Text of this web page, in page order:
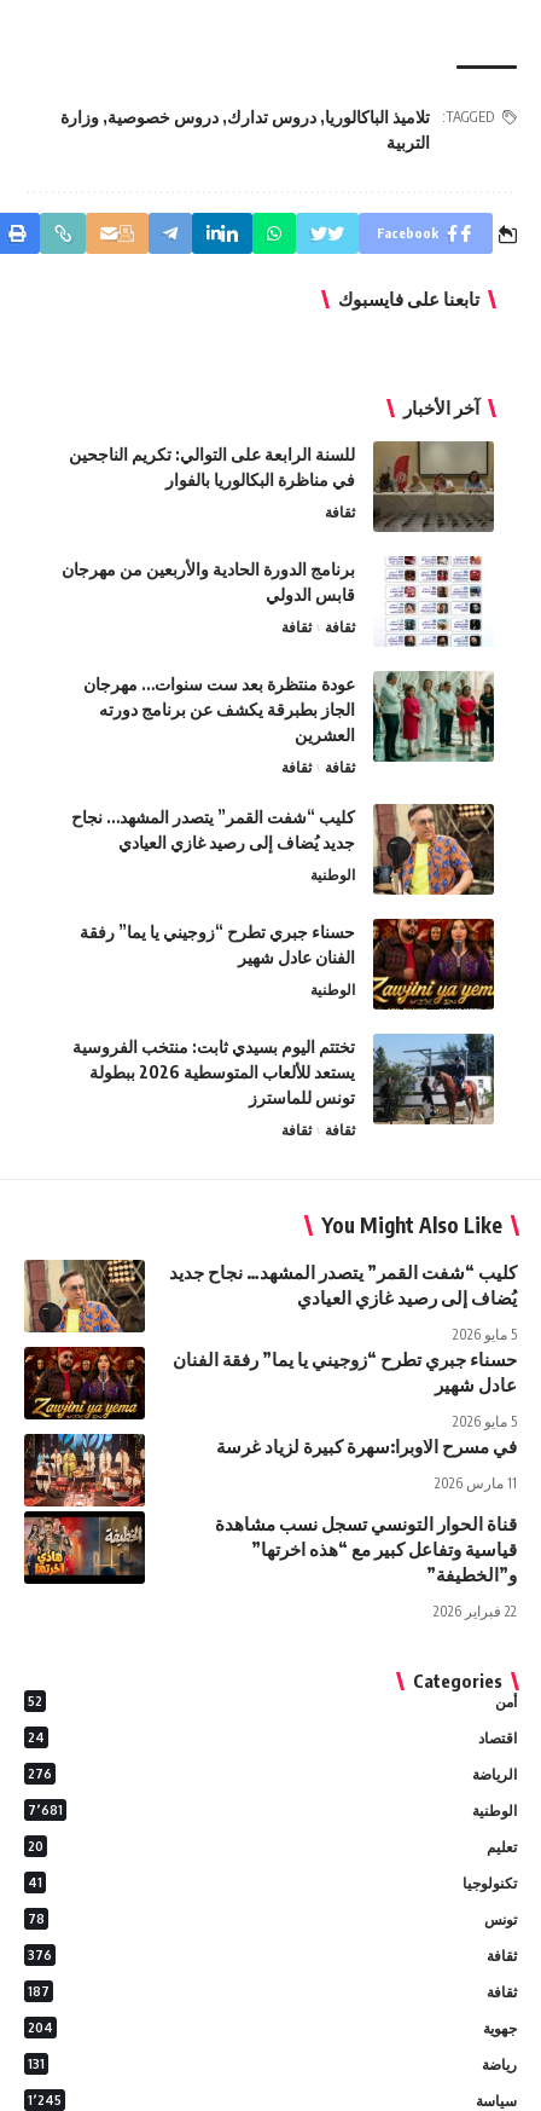
TAGGED: تلاميذ الباكالوريا ,دروس تدارك,دروس خصوصية,وزارة
التربية
Facebook
تابعنا على فايسبوك
آخر الأخبار
للسنة الرابعة على التوالي: تكريم الناجحين
في مناظرة البكالوريا بالفوار
ثقافة
برنامج الدورة الحادية والأربعين من مهرجان
قابس الدولي
ثقافة ثقافة
عودة منتظرة بعد ست سنوات… مهرجان
الجاز بطبرقة يكشف عن برنامج دورته
العشرين
ثقافة ثقافة
كليب “شفت القمر” يتصدر المشهد… نجاح
جديد يُضاف إلى رصيد غازي العيادي
الوطنية
حسناء جبري تطرح “زوجيني يا يما” رفقة
الفنان عادل شهير
الوطنية
تختتم اليوم بسيدي ثابت: منتخب الفروسية
يستعد للألعاب المتوسطية 2026 ببطولة
تونس للماسترز
ثقافة ثقافة
You Might Also Like
كليب “شفت القمر” يتصدر المشهد… نجاح جديد
يُضاف إلى رصيد غازي العيادي
حسناء جبري تطرح “زوجيني يا يما” رفقة الفنان
عادل شهير
في مسرح الاوبرا:سهرة كبيرة لزياد غرسة
قناة الحوار التونسي تسجل نسب مشاهدة
قياسية وتفاعل كبير مع “هذه اخرتها”
و”الخطيفة”
Categories
أمن 52
اقتصاد 24
الرياضة 276
الوطنية 7٬681
تعليم 20
تكنولوجيا 41
تونس 78
ثقافة 376
ثقافة 187
جهوية 204
رياضة 131
سياسة 1٬245